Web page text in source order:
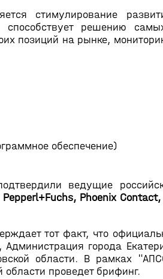
стимулирование
решению
позиций на рынке,
обеспечение)
ведущие
Pepperl+Fuchs, Phoenix
тот факт, что
города
области. В рамках
проведет брифинг.